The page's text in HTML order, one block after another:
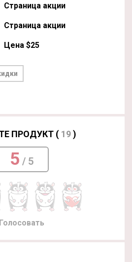
Страница акции
Страница акции
Цена $25
ПРОДУКТ ( 19)
5 / 5
Голосовать